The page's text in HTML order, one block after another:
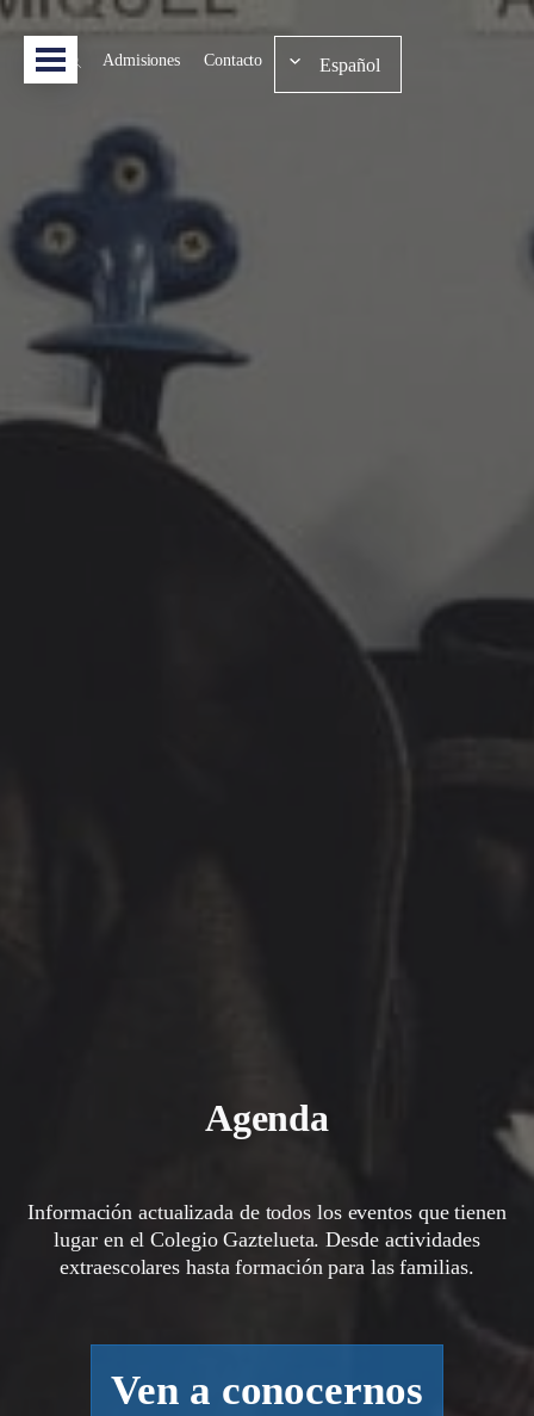
Admisiones Contacto Español
Agenda
Información actualizada de todos los eventos que tienen
lugar en el Colegio Gaztelueta. Desde actividades
extraescolares hasta formación para las familias.
Ven a conocernos